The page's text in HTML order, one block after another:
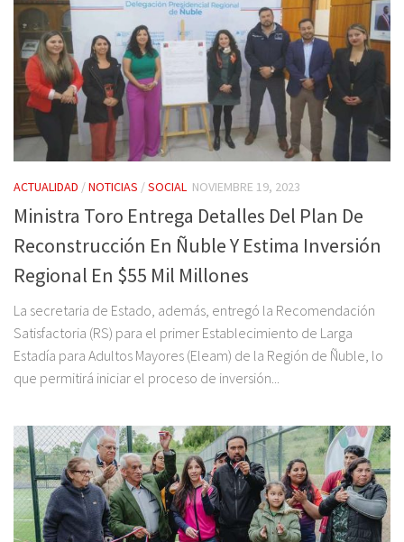
ACTUALIDAD /NOTICIAS /SOCIAL NOVIEMBRE 19, 2023
Ministra Toro Entrega Detalles Del Plan De
Reconstrucción En Ñuble Y Estima Inversión
Regional En $55 Mil Millones
La secretaria de Estado, además, entregó la Recomendación
Satisfactoria (RS) para el primer Establecimiento de Larga
Estadía para Adultos Mayores (Eleam) de la Región de Ñuble, lo
que permitirá iniciar el proceso de inversión...